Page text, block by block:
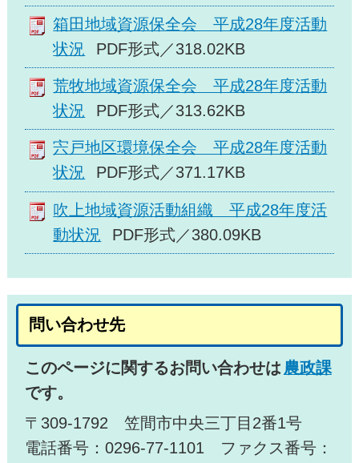
箱田地域資源保全会 平成28年度活動
状況
PDF形式／318.02KB
荒牧地域資源保全会 平成28年度活動
状況
PDF形式／313.62KB
宍戸地区環境保全会 平成28年度活動
状況
PDF形式／371.17KB
吹上地域資源活動組織 平成28年度活
動状況
PDF形式／380.09KB
問い合わせ先
このページに関するお問い合わせは 農政課
です。
〒309-1792 笠間市中央三丁目2番1号
電話番号：0296-77-1101 ファクス番号：